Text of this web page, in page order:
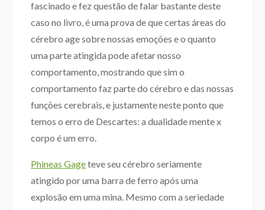
fascinado e fez questão de falar bastante deste
caso no livro, é uma prova de que certas áreas do
cérebro age sobre nossas emoções e o quanto
uma parte atingida pode afetar nosso
comportamento, mostrando que sim o
comportamento faz parte do cérebro e das nossas
funções cerebrais, e justamente neste ponto que
temos o erro de Descartes: a dualidade mente x
corpo é um erro.
Phineas Gageteve seu cérebro seriamente
atingido por uma barra de ferro após uma
explosão em uma mina. Mesmo com a seriedade